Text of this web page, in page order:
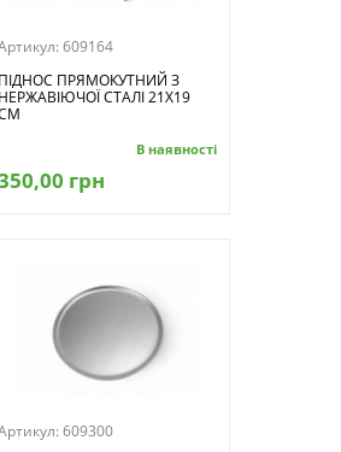
609164
ПІДНОС ПРЯМОКУТНИЙ З
НЕРЖАВІЮЧОЇ СТАЛІ 21Х19
В наявності
грн
609300